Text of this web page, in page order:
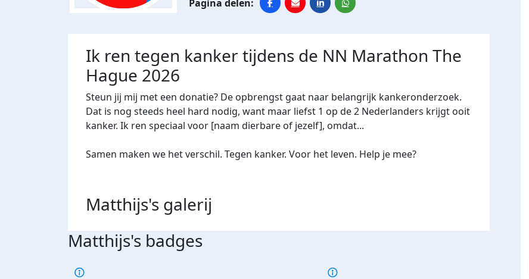
Ik ren tegen kanker tijdens de NN Marathon The
Hague 2026
Steun jij mij met een donatie? De opbrengst gaat naar belangrijk kankeronderzoek.
Dat is nog steeds heel hard nodig, want maar liefst 1 op de 2 Nederlanders krijgt ooit
kanker. Ik ren speciaal voor [naam dierbare of jezelf], omdat...
Samen maken we het verschil. Tegen kanker. Voor het leven. Help je mee?
Matthijs's galerij
Matthijs's badges